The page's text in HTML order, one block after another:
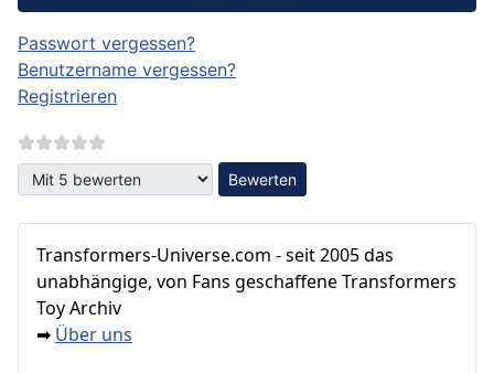
Passwort vergessen?
Benutzername vergessen?
Registrieren
Bitte bewerten
Transformers‑Universe.com - seit 2005 das
unabhängige, von Fans geschaffene Transformers
Toy Archiv
➡ Über uns